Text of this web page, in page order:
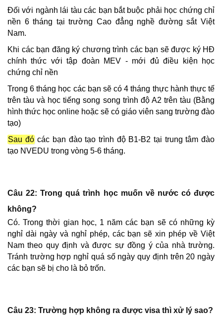
Đối với ngành lái tàu các bạn bắt buộc phải học chứng chỉ
nền 6 tháng tại trường Cao đẳng nghề đường sắt Việt
Nam.
Khi các bạn đăng ký chương trình các bạn sẽ được ký HĐ
chính thức với tập đoàn MEV - mới đủ điều kiện học
chứng chỉ nền
Trong 6 tháng học các bạn sẽ có 4 tháng thực hành thực tế
trên tàu và học tiếng song song trình độ A2 trên tàu (Bằng
hình thức học online hoặc sẽ có giáo viên sang trường đào
tạo)
Sau đó các bạn đào tạo trình độ B1-B2 tại trung tâm đào
tạo NVEDU trong vòng 5-6 tháng.
Câu 22: Trong quá trình học muốn về nước có được
không?
Có. Trong thời gian học, 1 năm các bạn sẽ có những kỳ
nghỉ dài ngày và nghỉ phép, các bạn sẽ xin phép về Việt
Nam theo quy định và được sự đồng ý của nhà trường.
Tránh trường hợp nghỉ quá số ngày quy định trên 20 ngày
các bạn sẽ bị cho là bỏ trốn.
Câu 23: Trường hợp không ra được visa thì xử lý sao?